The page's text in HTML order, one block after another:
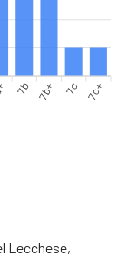
7b 7b+ 7c 7c+
Lecchese,